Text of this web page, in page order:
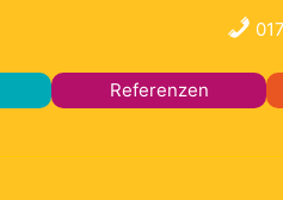
Referenzen